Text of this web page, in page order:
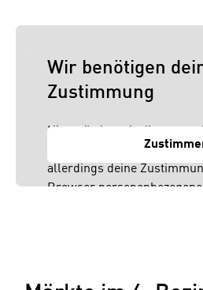
Wir benötigen
Zustimmung
Hier würden wir dir gerne
Inhalt anzeigen. Dafür
allerdings deine
Browser
Schutzniveau und